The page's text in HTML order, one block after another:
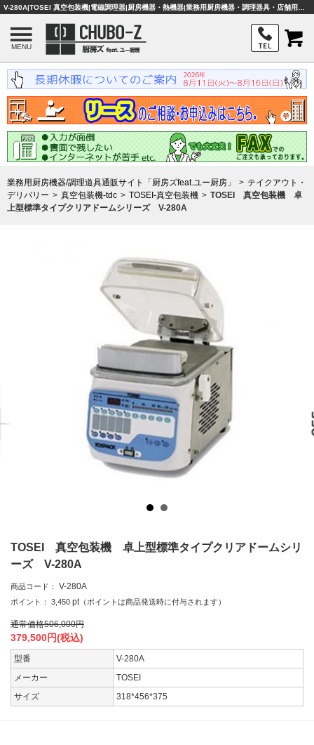
MENU
業務用厨房機器/調理道具通販サイト「厨房ズfeat.ユー厨房」
テイクアウト・
デリバリー
真空包装機-tdc TOSEI-真空包装機
TOSEI 真空包装機 卓
上型標準タイプクリアドームシリーズ V-280A
TOSEI 真空包装機 卓上型標準タイプクリアドームシリ
ーズ V-280A
商品コード： V-280A
ポイント： 3,450 pt （ポイントは商品発送時に付与されます）
通常価格506,000円
379,500円(税込)
型番
V-280A
メーカー
TOSEI
サイズ
318*456*375